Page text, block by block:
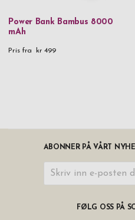
Power Bank Bambus 8000
mAh
Pris fra kr 499
ABONNER PÅ VÅRT
FØLG OSS PÅ